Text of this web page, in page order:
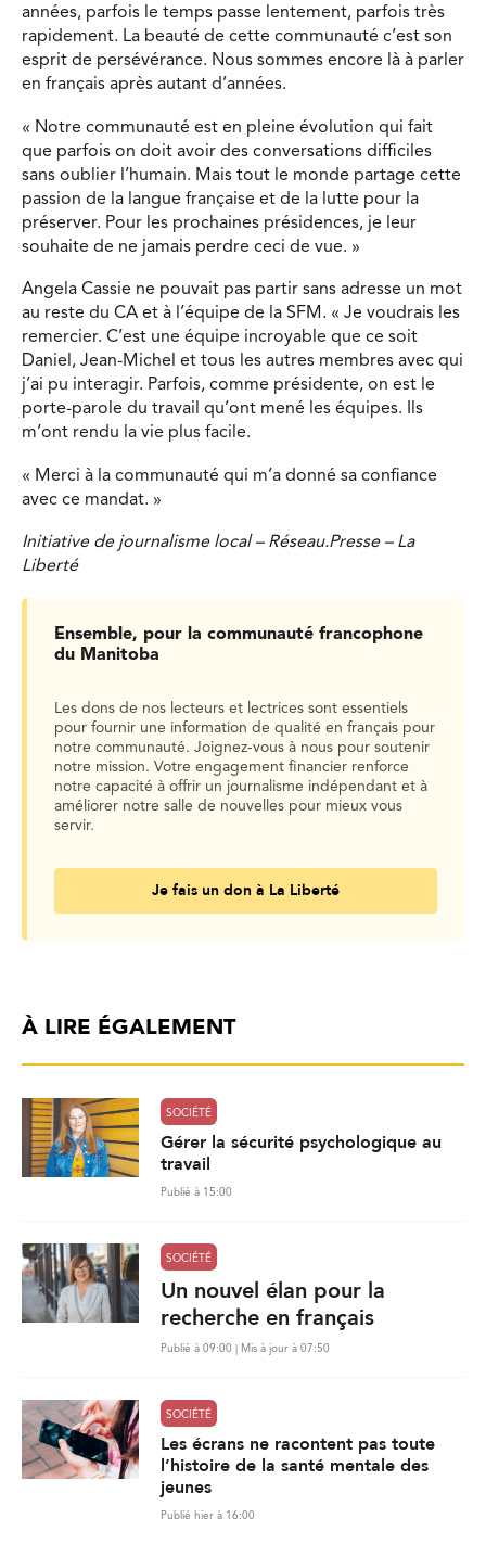
années, parfois le temps passe lentement, parfois très
rapidement. La beauté de cette communauté c’est son
esprit de persévérance. Nous sommes encore là à parler
en français après autant d’années.
« Notre communauté est en pleine évolution qui fait
que parfois on doit avoir des conversations difficiles
sans oublier l’humain. Mais tout le monde partage cette
passion de la langue française et de la lutte pour la
préserver. Pour les prochaines présidences, je leur
souhaite de ne jamais perdre ceci de vue. »
Angela Cassie ne pouvait pas partir sans adresse un mot
au reste du CA et à l’équipe de la SFM. « Je voudrais les
remercier. C’est une équipe incroyable que ce soit
Daniel, Jean-Michel et tous les autres membres avec qui
j’ai pu interagir. Parfois, comme présidente, on est le
porte-parole du travail qu’ont mené les équipes. Ils
m’ont rendu la vie plus facile.
« Merci à la communauté qui m’a donné sa confiance
avec ce mandat. »
Initiative de journalisme local – Réseau.Presse – La
Liberté
Ensemble, pour la communauté francophone
du Manitoba
Les dons de nos lecteurs et lectrices sont essentiels
pour fournir une information de qualité en français pour
notre communauté. Joignez-vous à nous pour soutenir
notre mission. Votre engagement financier renforce
notre capacité à offrir un journalisme indépendant et à
améliorer notre salle de nouvelles pour mieux vous
servir.
Je fais un don à La Liberté
À LIRE ÉGALEMENT
SOCIÉTÉ
Gérer la sécurité psychologique au
travail
Publié à 15:00
SOCIÉTÉ
Un nouvel élan pour la
recherche en français
Publié à 09:00 | Mis à jour à 07:50
SOCIÉTÉ
Les écrans ne racontent pas toute
l’histoire de la santé mentale des
jeunes
Publié hier à 16:00